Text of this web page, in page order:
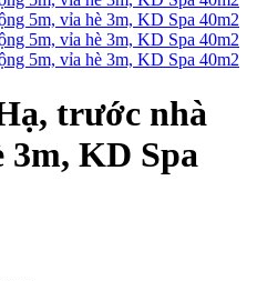
trước nhà
3m, KD Spa